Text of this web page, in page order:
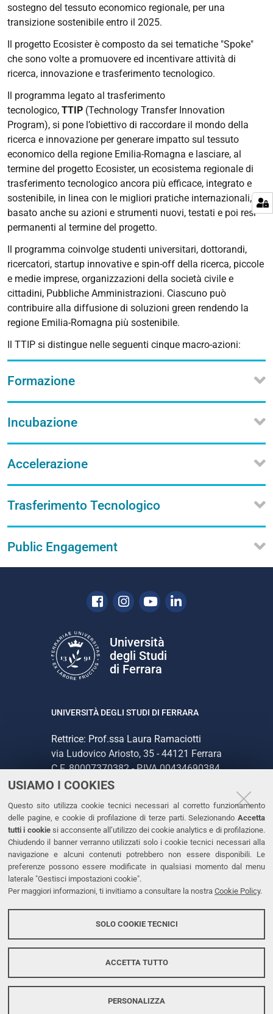
USIAMO I COOKIES
Questo sito utilizza cookie tecnici necessari al corretto funzionamento
delle pagine, e cookie di profilazione di terze parti. Selezionando Accetta
tutti i cookiesi acconsente all’utilizzo dei cookie analytics e di profilazione.
Chiudendo il banner verranno utilizzati solo i cookie tecnici necessari alla
navigazione e alcuni contenuti potrebbero non essere disponibili. Le
preferenze possono essere modificate in qualsiasi momento dal menu
laterale "Gestisci impostazioni cookie".
Per maggiori informazioni, ti invitiamo a consultare la nostra Cookie Policy.
SOLO COOKIE TECNICI
ACCETTA TUTTO
PERSONALIZZA
sostegno del tessuto economico regionale, per una
transizione sostenibile entro il 2025.
Il progetto Ecosister è composto da sei tematiche "Spoke"
che sono volte a promuovere ed incentivare attività di
ricerca, innovazione e trasferimento tecnologico.
Il programma legato al trasferimento
tecnologico, TTIP (Technology Transfer Innovation
Program), si pone l’obiettivo di raccordare il mondo della
ricerca e innovazione per generare impatto sul tessuto
economico della regione Emilia-Romagna e lasciare, al
termine del progetto Ecosister, un ecosistema regionale di
trasferimento tecnologico ancora più efficace, integrato e
sostenibile, in linea con le migliori pratiche internazionali,
basato anche su azioni e strumenti nuovi, testati e poi resi
permanenti al termine del progetto.
Il programma coinvolge studenti universitari, dottorandi,
ricercatori, startup innovative e spin-off della ricerca, piccole
e medie imprese, organizzazioni della società civile e
cittadini, Pubbliche Amministrazioni. Ciascuno può
contribuire alla diffusione di soluzioni green rendendo la
regione Emilia-Romagna più sostenibile.
Il TTIP si distingue nelle seguenti cinque macro-azioni:
Formazione
Incubazione
Accelerazione
Trasferimento Tecnologico
Public Engagement
Facebook
Instagram
YoutubeLinkedin
Università
degli Studi
di Ferrara
UNIVERSITÀ DEGLI STUDI DI FERRARA
Rettrice: Prof.ssa Laura Ramaciotti
via Ludovico Ariosto, 35 - 44121 Ferrara
C.F. 80007370382 - P.IVA 00434690384
CONTATTI
Tel. +39 0532 293111
Fax. +39 0532 293031
PEC
LINKS
Accessibilità
Protezione dati personali